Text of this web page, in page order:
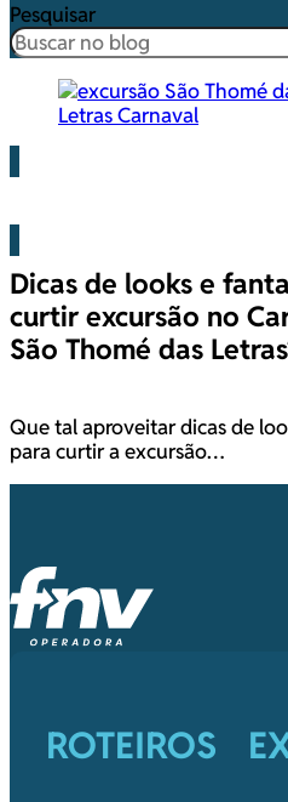
Pesquisar
Dicas de looks e
curtir excursão no
São Thomé das
Que tal aproveitar dicas de
para curtir a excursão…
ROTEIROS